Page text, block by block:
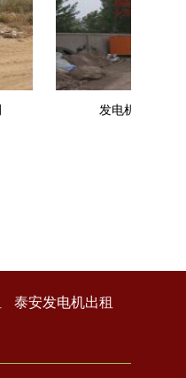
发电机出租工地
泰安发电机出租